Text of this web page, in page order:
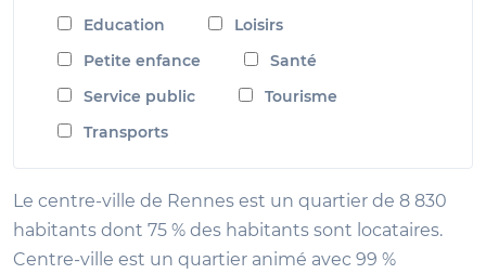
Education
Loisirs
Petite enfance
Santé
Service public
Tourisme
Transports
Le centre-ville de Rennes est un quartier de 8 830
habitants dont 75 % des habitants sont locataires.
Centre-ville est un quartier animé avec 99 %